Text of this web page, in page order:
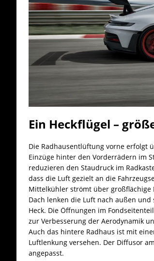
Ein Heckflügel –
Die Radhausentlüftung vorne erfolgt
Einzüge hinter den Vorderrädern im
reduzieren den Staudruck im
dass die Luft gezielt an die
Mittelkühler strömt über
Dach lenken die Luft nach außen
Heck. Die Öffnungen im
zur Verbesserung der Aerodynamik
Auch das hintere Radhaus ist mit
Luftlenkung versehen. Der Diffusor
angepasst.